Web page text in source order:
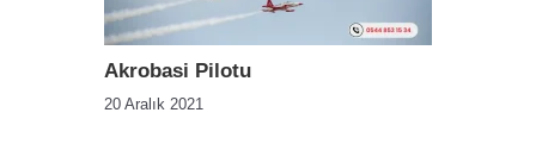
Akrobasi Pilotu
20 Aralık 2021